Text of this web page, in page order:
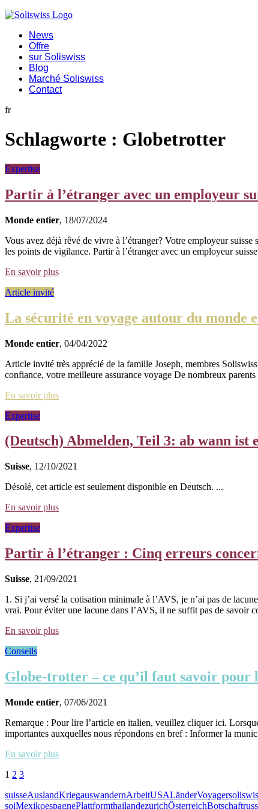
News
Offre
sur Soliswiss
Blog
Marché Soliswiss
Contact
fr
Schlagworte : Globetrotter
Expertise
Partir à l’étranger avec un employeur
Monde entier, 18/07/2024
Vous avez déjà rêvé de vivre à l’étranger? Votre employeur
les points de vigilance. Partir à l’étranger avec un employeur
En savoir plus
Article invité
La sécurité en voyage autour du monde
Monde entier, 04/04/2022
Article invité très apprécié de la famille Joseph, membres
confiance, votre meilleure assurance voyage De nombreux
En savoir plus
Expertise
(Deutsch) Abmelden, Teil 3: ab wann
Suisse, 12/10/2021
Désolé, cet article est seulement disponible en Deutsch. ...
En savoir plus
Expertise
Partir à l’étranger : Cinq erreurs
Suisse, 21/09/2021
1. Si j’ai versé la cotisation minimale à l’AVS, je n’ai pas de
vrai. Pour éviter une lacune dans l’AVS, il ne suffit pas de savoir
En savoir plus
Conseils
Globe-trotter – ce qu’il faut savoir pour
Monde entier, 07/06/2021
Remarque : Pour lire l’article en italien, veuillez cliquer ici.
importantes auxquelles nous répondons en bref : Informer la
En savoir plus
1 2 3
suisseAuslandKriegauswandernArbeitUSALänderVoyager
soiMexikoespagnePlattformthailandezurichÖsterreichBotschaft